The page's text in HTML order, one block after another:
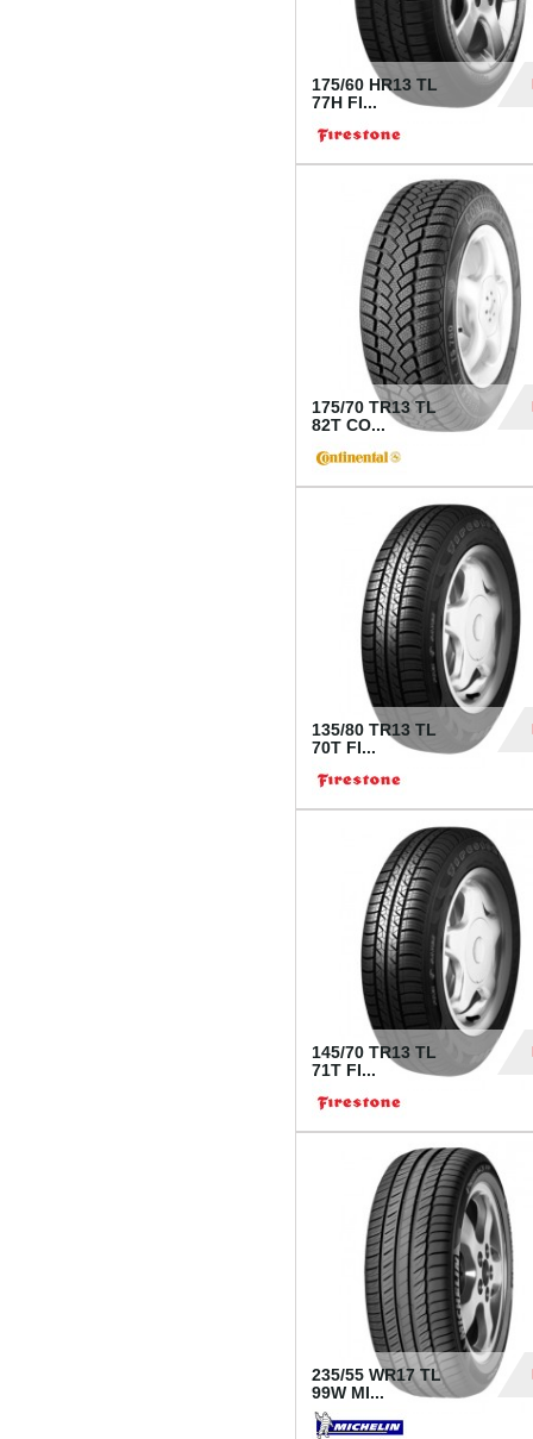
175/60 HR13 TL
77H FI...
175/70 TR13 TL
82T CO...
135/80 TR13 TL
70T FI...
145/70 TR13 TL
71T FI...
235/55 WR17 TL
99W MI...